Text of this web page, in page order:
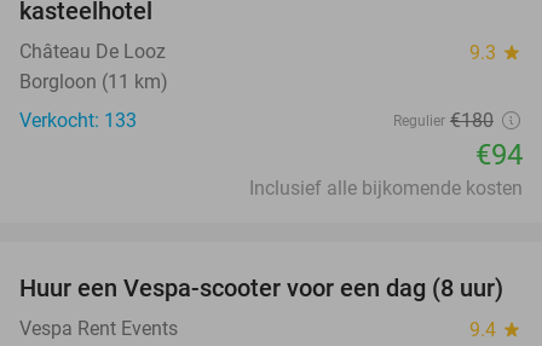
kasteelhotel
Château De Looz 9.3 star
Borgloon (11 km)
Verkocht: 133
Regulier €180
€94
Inclusief alle bijkomende kosten
35%
Huur een Vespa-scooter voor een dag (8 uur)
Vespa Rent Events 9.4 star